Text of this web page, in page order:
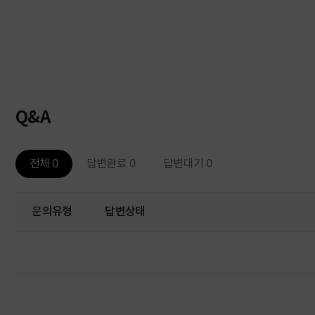
Q&A
전체 0 답변완료 0 답변대기 0
문의유형 답변상태